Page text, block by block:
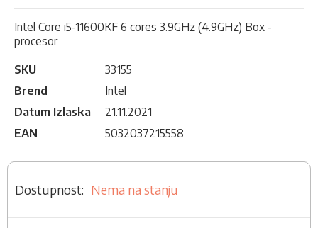
Intel Core i5-11600KF 6 cores 3.9GHz (4.9GHz) Box -
procesor
SKU
33155
Brend
Intel
Datum Izlaska
21.11.2021
EAN
5032037215558
Nema na stanju